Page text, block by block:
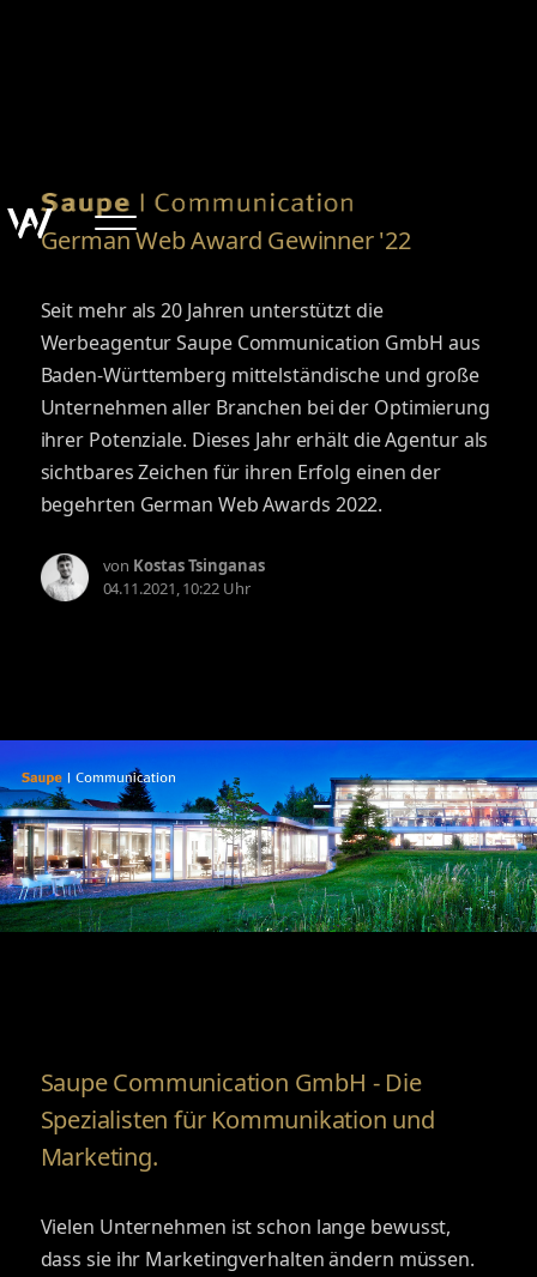
German Web Award Gewinner '22
Seit mehr als 20 Jahren unterstützt die
Werbeagentur Saupe Communication GmbH aus
Baden-Württemberg mittelständische und große
Unternehmen aller Branchen bei der Optimierung
ihrer Potenziale. Dieses Jahr erhält die Agentur als
sichtbares Zeichen für ihren Erfolg einen der
begehrten German Web Awards 2022.
von Kostas Tsinganas
04.11.2021, 10:22 Uhr
Saupe Communication GmbH - Die
Spezialisten für Kommunikation und
Marketing.
Vielen Unternehmen ist schon lange bewusst,
dass sie ihr Marketingverhalten ändern müssen.